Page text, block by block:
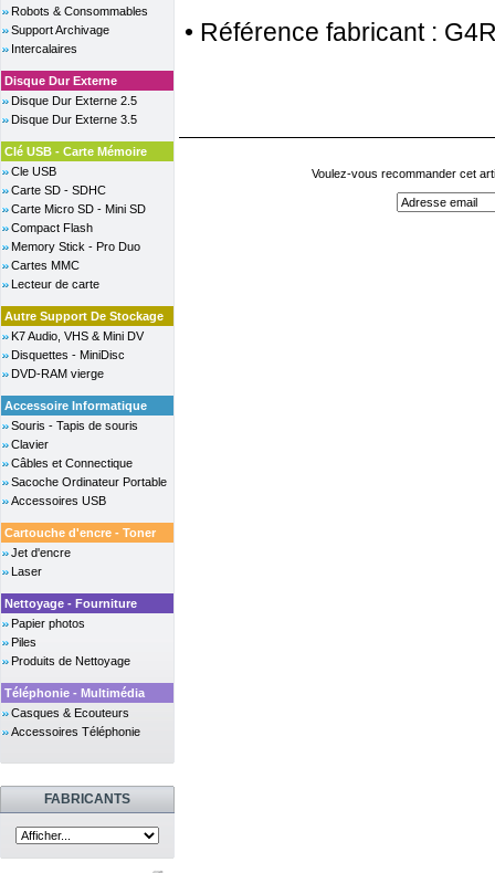
Robots & Consommables
Support Archivage
Intercalaires
Disque Dur Externe
Disque Dur Externe 2.5
Disque Dur Externe 3.5
Clé USB - Carte Mémoire
Cle USB
Carte SD - SDHC
Carte Micro SD - Mini SD
Compact Flash
Memory Stick - Pro Duo
Cartes MMC
Lecteur de carte
Autre Support De Stockage
K7 Audio, VHS & Mini DV
Disquettes - MiniDisc
DVD-RAM vierge
Accessoire Informatique
Souris - Tapis de souris
Clavier
Câbles et Connectique
Sacoche Ordinateur Portable
Accessoires USB
Cartouche d'encre - Toner
Jet d'encre
Laser
Nettoyage - Fourniture
Papier photos
Piles
Produits de Nettoyage
Téléphonie - Multimédia
Casques & Ecouteurs
Accessoires Téléphonie
FABRICANTS
• Référence fabricant :
Voulez-vous recommander cet